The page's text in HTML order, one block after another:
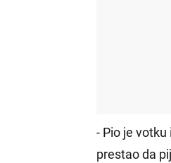
- Pio je
prestao da